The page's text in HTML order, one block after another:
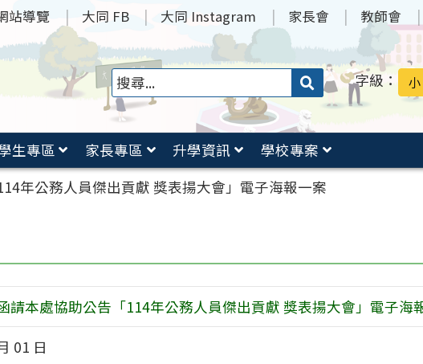
站導覽 大同 FB 大同 Instagram 家長會 教師會
搜
送出 字級： 小
生專區 家長專區 升學資訊
學校專案
年公務人員傑出貢獻 獎表揚大會」電子海報一案
請本處協助公告「114年公務人員傑出貢獻 獎表揚大會」電子海
01 日